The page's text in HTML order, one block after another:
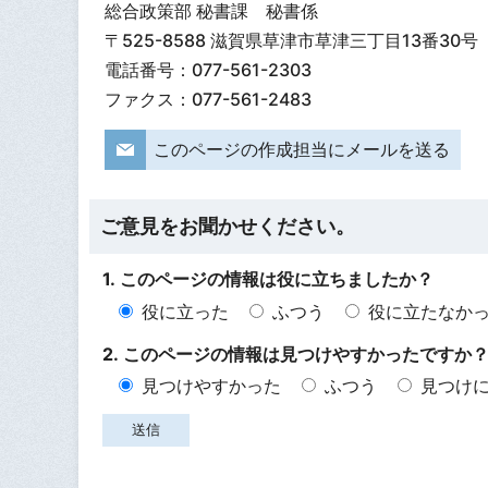
総合政策部 秘書課 秘書係
〒525-8588 滋賀県草津市草津三丁目13番30号
電話番号：077-561-2303
ファクス：077-561-2483
このページの作成担当にメールを送る
ご意見をお聞かせください。
1. このページの情報は役に立ちましたか？
役に立った
ふつう
役に立たなか
2. このページの情報は見つけやすかったですか？
見つけやすかった
ふつう 見つけ